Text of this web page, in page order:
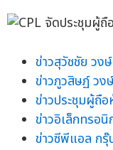
ข่าวสุวัชชัย วง
ข่าวภูวสิษฏ์ วง
ข่าวประชุมผู้ถือ
ข่าวอิเล็กทรอนิ
ข่าวซีพีแอล กรุ๊